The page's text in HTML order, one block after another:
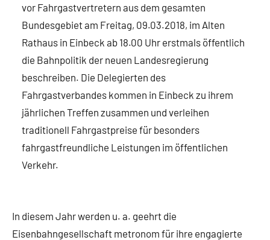
vor Fahrgastvertretern aus dem gesamten
Bundesgebiet am Freitag, 09.03.2018, im Alten
Rathaus in Einbeck ab 18.00 Uhr erstmals öffentlich
die Bahnpolitik der neuen Landesregierung
beschreiben. Die Delegierten des
Fahrgastverbandes kommen in Einbeck zu ihrem
jährlichen Treffen zusammen und verleihen
traditionell Fahrgastpreise für besonders
fahrgastfreundliche Leistungen im öffentlichen
Verkehr.
In diesem Jahr werden u. a. geehrt die
Eisenbahngesellschaft metronom für ihre engagierte